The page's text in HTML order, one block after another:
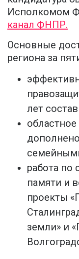
Исполкомом
канал ФНПР.
Основные
региона за
лет
работа по
памяти и
проекты
земли» и